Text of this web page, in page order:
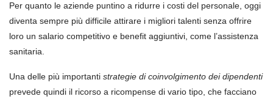
Per quanto le aziende puntino a ridurre i costi del personale, oggi
diventa sempre più difficile attirare i migliori talenti senza offrire
loro un salario competitivo e benefit aggiuntivi, come l’assistenza
sanitaria.
Una delle più importanti strategie di coinvolgimento dei dipendenti
prevede quindi il ricorso a ricompense di vario tipo, che facciano